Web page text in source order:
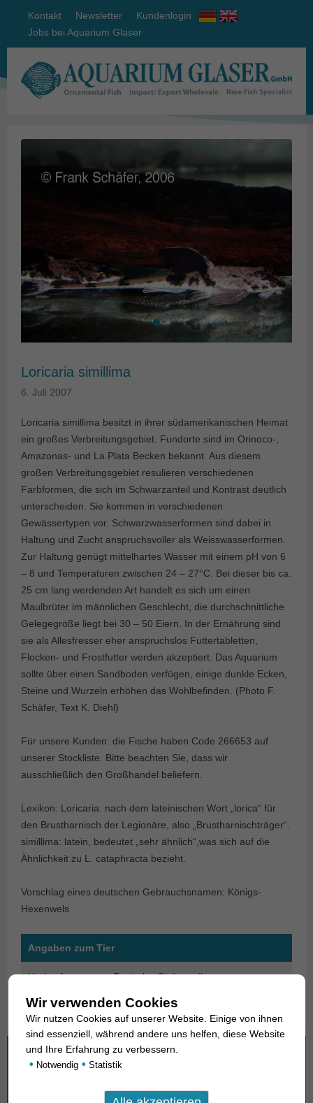
Kontakt Newsletter
Kundenlogin
Jobs bei Aquarium Glaser
Loricaria simillima
6. Juli 2007
Loricaria simillima besitzt in ihrer südamerikanischen Heimat
ein großes Verbreitungsgebiet. Fundorte sind im Orinoco-,
Amazonas- und La Plata Becken bekannt. Aus diesem
großen Verbreitungsgebiet resulieren verschiedenen
Farbformen, die sich im Schwarzanteil und Kontrast deutlich
unterscheiden. Sie kommen in verschiedenen
Gewässertypen vor. Schwarzwasserformen sind dabei in
Haltung und Zucht anspruchsvoller als Weisswasserformen.
Zur Haltung genügt mittelhartes Wasser mit einem pH von 6
– 8 und Temperaturen zwischen 24 – 27°C. Bei dieser bis ca.
25 cm lang werdenden Art handelt es sich um einen
Maulbrüter im männlichen Geschlecht, die durchschnittliche
Gelegegröße liegt bei 30 – 50 Eiern. In der Ernährung sind
sie als Allesfresser eher anspruchslos Futtertabletten,
Flocken- und Frostfutter werden akzeptiert. Das Aquarium
sollte über einen Sandboden verfügen, einige dunkle Ecken,
Steine und Wurzeln erhöhen das Wohlbefinden. (Photo F.
Schäfer, Text K. Diehl)
Für unsere Kunden: die Fische haben Code 266653 auf
unserer Stockliste. Bitte beachten Sie, dass wir
ausschließlich den Großhandel beliefern.
Lexikon: Loricaria: nach dem lateinischen Wort „lorica“ für
den Brustharnisch der Legionäre, also „Brustharnischträger“.
simillima: latein, bedeutet „sehr ähnlich“,was sich auf die
Ähnlichkeit zu L. cataphracta bezieht.
Vorschlag eines deutschen Gebrauchsnamen: Königs-
Hexenwels
Angaben zum Tier
Herkunft Zentrales Südamerika
Wonach suchen Sie?
Wir verwenden Cookies
Wir nutzen Cookies auf unserer Website. Einige von ihnen
sind essenziell, während andere uns helfen, diese Website
und Ihre Erfahrung zu verbessern.
• Notwendig • Statistik